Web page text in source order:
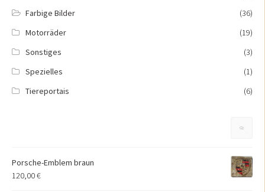
Farbige Bilder
(36)
Motorräder
(19)
Sonstiges
(3)
Spezielles
(1)
Tiereportais
(6)
Porsche-Emblem braun
120,00€